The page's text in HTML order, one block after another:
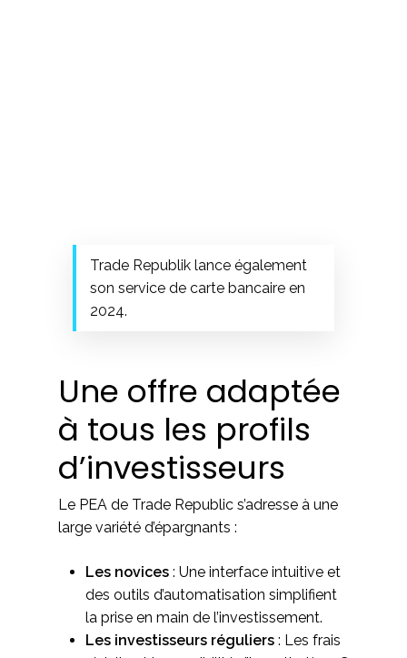
Trade Republik lance également
son service de carte bancaire en
2024.
Une offre adaptée
à tous les profils
d’investisseurs
Le PEA de Trade Republic s’adresse à une
large variété d’épargnants :
Les novices : Une interface intuitive et
des outils d’automatisation simplifient
la prise en main de l’investissement.
Les investisseurs réguliers : Les frais